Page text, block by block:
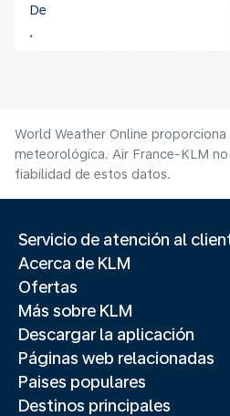
Canadá
De
World Weather Online
meteorológica. Air France-KLM
fiabilidad de estos datos.
Servicio de atención al
Acerca de KLM
Ofertas
Más sobre KLM
Descargar la aplicación
Páginas web relacionadas
Paises populares
Destinos principales